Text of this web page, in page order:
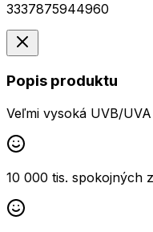
3337875944960
Popis produktu
Veľmi vysoká UVB/
10 000 tis. spokojných